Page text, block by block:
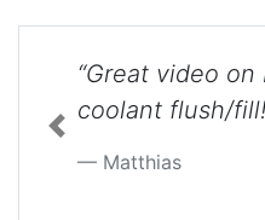
“Great video on
coolant flush/
Matthias
Previous